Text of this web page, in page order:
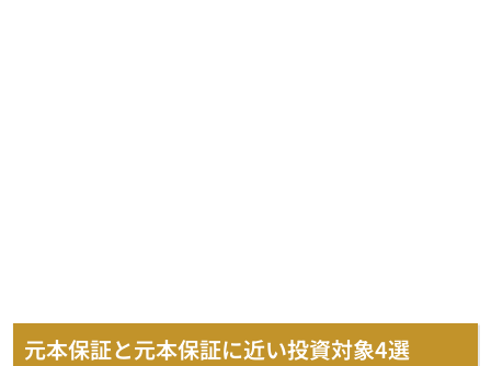
元本保証と元本保証に近い投資対象4選